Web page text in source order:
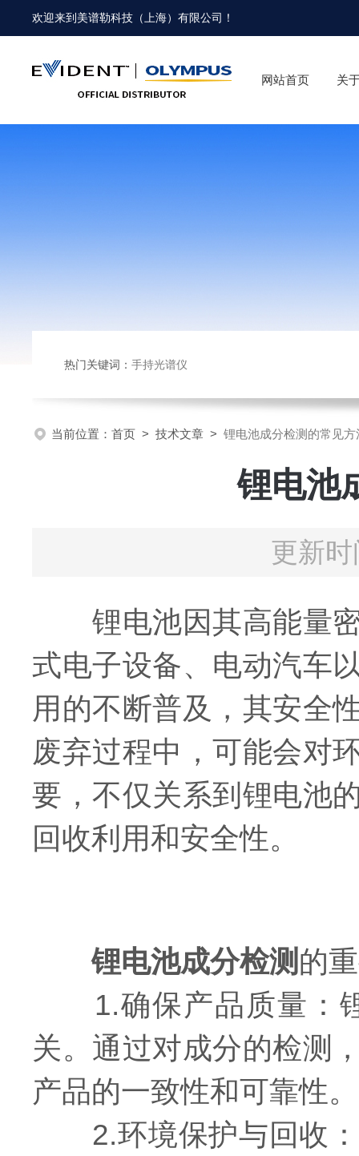
欢迎来到 美谱勒科技（上海）有限公司 ！
网站首页 关
热门关键词： 手持光谱仪
当前位置： 首页 > 技术文章 > 锂电池成分检测的常见
锂电池
更新
锂电池因其高能量密
式电子设备、电动汽车
用的不断普及，其安全
废弃过程中，可能会对
要，不仅关系到锂电池
回收利用和安全性。
锂电池成分检测 的
1.确保产品质量：锂
关。通过对成分的检测
产品的一致性和可靠性。
2.环境保护与回收：